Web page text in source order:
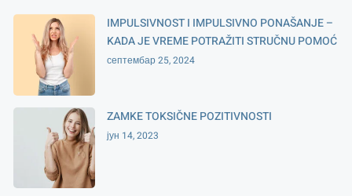
IMPULSIVNOST I IMPULSIVNO PONAŠANJE –
KADA JE VREME POTRAŽITI STRUČNU POMOĆ
септембар 25, 2024
ZAMKE TOKSIČNE POZITIVNOSTI
јун 14, 2023